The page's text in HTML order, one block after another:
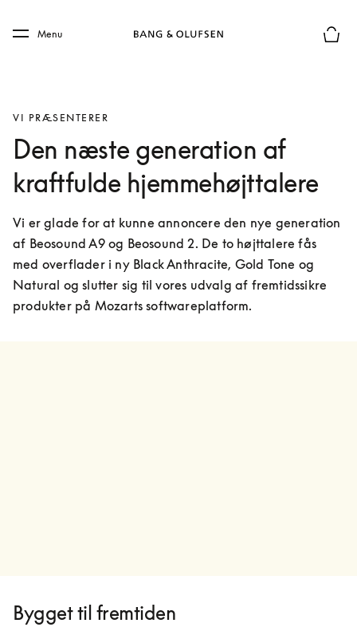
Skip to main footer
Menu
VI PRÆSENTERER
Den næste generation af
kraftfulde hjemmehøjttalere
Vi er glade for at kunne annoncere den nye generation
af Beosound A9 og Beosound 2. De to højttalere fås
med overflader i ny Black Anthracite, Gold Tone og
Natural og slutter sig til vores udvalg af fremtidssikre
produkter på Mozarts softwareplatform.
Bygget til fremtiden